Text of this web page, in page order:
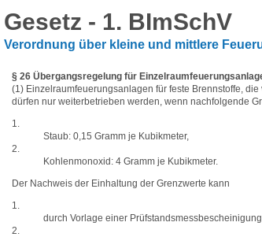
Gesetz - 1. BImSchV
Verordnung über kleine und mittlere
§ 26 Übergangsregelung für
(1) Einzelraumfeuerungsanlagen für feste Brennstoffe,
dürfen nur weiterbetrieben werden, wenn nachfolgende
1.
Staub: 0,15 Gramm je Kubikmeter,
2.
Kohlenmonoxid: 4 Gramm je Kubikmeter.
Der Nachweis der Einhaltung der Grenzwerte kann
1.
durch Vorlage einer
2.